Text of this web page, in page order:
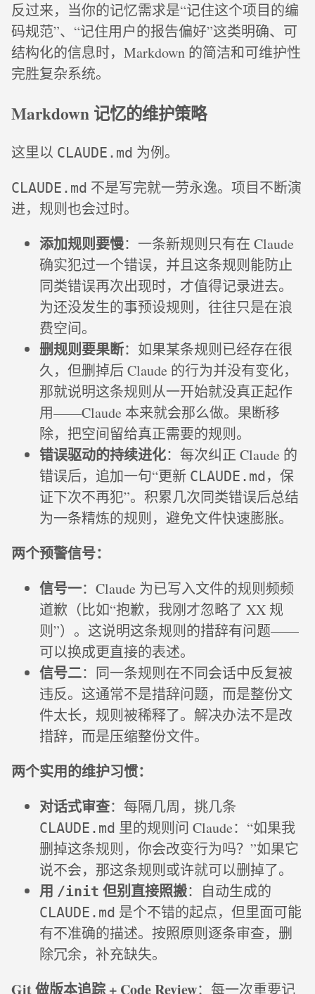
反过来，当你的记忆需求是“记住这个项目的编
码规范”、“记住用户的报告偏好”这类明确、可
结构化的信息时，Markdown 的简洁和可维护性
完胜复杂系统。
Markdown 记忆的维护策略
这里以 CLAUDE.md 为例。
CLAUDE.md 不是写完就一劳永逸。项目不断演
进，规则也会过时。
添加规则要慢：一条新规则只有在 Claude
确实犯过一个错误，并且这条规则能防止
同类错误再次出现时，才值得记录进去。
为还没发生的事预设规则，往往只是在浪
费空间。
删规则要果断：如果某条规则已经存在很
久，但删掉后 Claude 的行为并没有变化，
那就说明这条规则从一开始就没真正起作
用——Claude 本来就会那么做。果断移
除，把空间留给真正需要的规则。
错误驱动的持续进化：每次纠正 Claude 的
错误后，追加一句“更新 CLAUDE.md，保
证下次不再犯”。积累几次同类错误后总结
为一条精炼的规则，避免文件快速膨胀。
两个预警信号：
信号一：Claude 为已写入文件的规则频频
道歉（比如“抱歉，我刚才忽略了 XX 规
则”）。这说明这条规则的措辞有问题——
可以换成更直接的表述。
信号二：同一条规则在不同会话中反复被
违反。这通常不是措辞问题，而是整份文
件太长，规则被稀释了。解决办法不是改
措辞，而是压缩整份文件。
两个实用的维护习惯：
对话式审查：每隔几周，挑几条
CLAUDE.md 里的规则问 Claude：“如果我
删掉这条规则，你会改变行为吗？”如果它
说不会，那这条规则或许就可以删掉了。
用 /init 但别直接照搬：自动生成的
CLAUDE.md 是个不错的起点，但里面可能
有不准确的描述。按照原则逐条审查，删
除冗余，补充缺失。
Git 做版本追踪 + Code Review：每一次重要记